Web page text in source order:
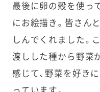
最後に卵の殻を使っ
にお絵描き。皆さん
しんでくれました。
渡しした種から野菜
感じて、野菜を好き